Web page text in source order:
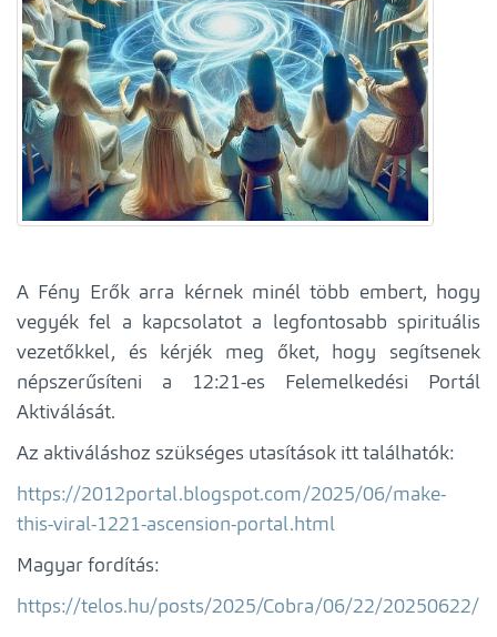
A Fény Erők arra kérnek minél több embert, hogy
vegyék fel a kapcsolatot a legfontosabb spirituális
vezetőkkel, és kérjék meg őket, hogy segítsenek
népszerűsíteni a 12:21-es Felemelkedési Portál
Aktiválását.
Az aktiváláshoz szükséges utasítások itt találhatók:
https://2012portal.blogspot.com/2025/06/make-
this-viral-1221-ascension-portal.html
Magyar fordítás:
https://telos.hu/posts/2025/Cobra/06/22/20250622/